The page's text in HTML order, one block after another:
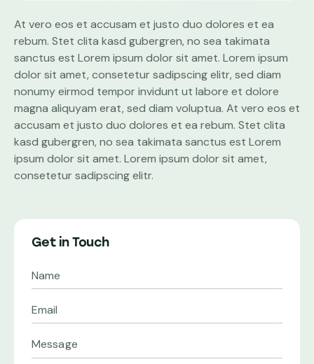
At vero eos et accusam et justo duo dolores et ea
rebum. Stet clita kasd gubergren, no sea takimata
sanctus est Lorem ipsum dolor sit amet. Lorem ipsum
dolor sit amet, consetetur sadipscing elitr, sed diam
nonumy eirmod tempor invidunt ut labore et dolore
magna aliquyam erat, sed diam voluptua. At vero eos et
accusam et justo duo dolores et ea rebum. Stet clita
kasd gubergren, no sea takimata sanctus est Lorem
ipsum dolor sit amet. Lorem ipsum dolor sit amet,
consetetur sadipscing elitr.
Get in Touch